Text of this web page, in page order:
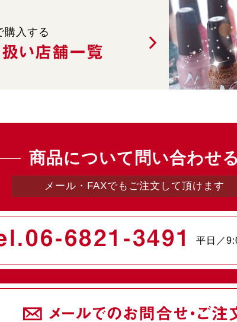
購入する
い店舗一覧
商品について問い合わせる
メール・FAXでもご注文して頂けます
06-6821-3491 平日／
メールでのお問合せ・ご注